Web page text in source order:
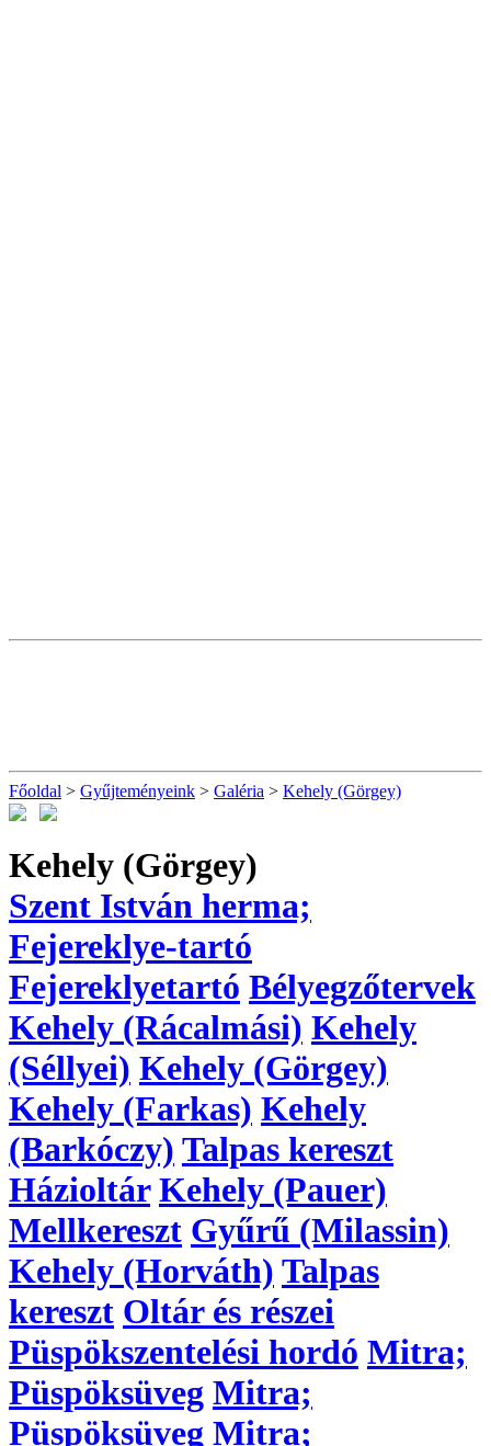
Főoldal > Gyűjteményeink > Galéria > Kehely (Görgey)
Kehely (Görgey)
Szent István herma;
Fejereklye-tartó
Fejereklyetartó Bélyegzőtervek
Kehely (Rácalmási) Kehely
(Séllyei) Kehely (Görgey)
Kehely (Farkas) Kehely
(Barkóczy) Talpas kereszt
Házioltár Kehely (Pauer)
Mellkereszt Gyűrű (Milassin)
Kehely (Horváth) Talpas
kereszt Oltár és részei
Püspökszentelési hordó Mitra;
Püspöksüveg Mitra;
Püspöksüveg Mitra;